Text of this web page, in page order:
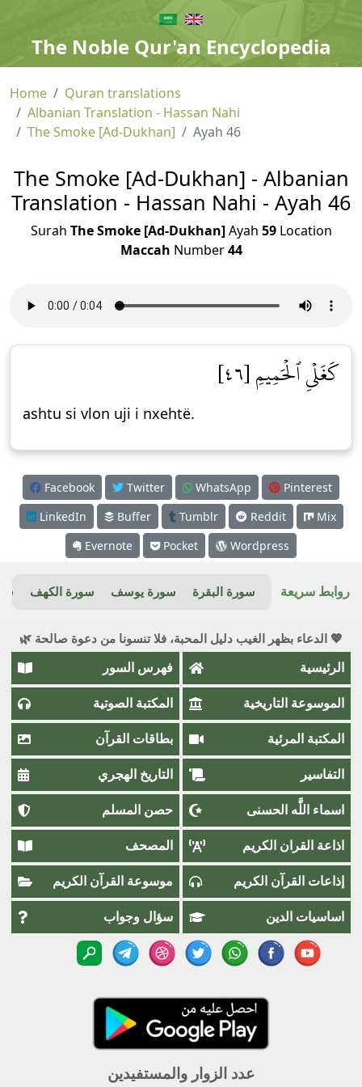
The Noble Qur'an Encyclopedia
Home
Quran translations
Albanian Translation - Hassan Nahi
The Smoke [Ad-Dukhan]
Ayah 46
The Smoke [Ad-Dukhan] - Albanian
Translation - Hassan Nahi - Ayah 46
Surah The Smoke [Ad-Dukhan]Ayah 59Location
Maccah Number44
كَغَلۡيِ ٱلۡحَمِيمِ [٤٦]
ashtu si vlon uji i nxehtë.
Facebook Twitter WhatsApp
Pinterest
LinkedIn
Buffer Tumblr Reddit
Mix
Evernote
Pocket Wordpress
روابط سريعة سورة البقرة سورة يوسف سورة الكهف
💖 الدعاء بظهر الغيب دليل المحبة، فلا تنسونا من دعوة صالحة 🌿
الرئيسية فهرس السور
الموسوعة التاريخية المكتبة الصوتية
المكتبة المرئية بطاقات القرآن
التفاسير التاريخ الهجري
اسماء اللَّٰه الحسنى حصن المسلم
اذاعة القران الكريم المصحف
إذاعات القرآن الكريم موسوعة القرآن الكريم
اساسيات الدين سؤال وجواب
عدد الزوار والمستفيدين